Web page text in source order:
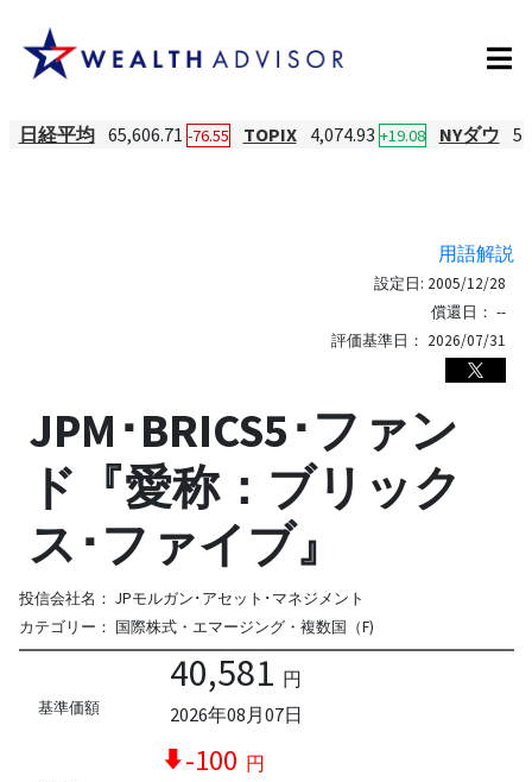
日経平均 65,606.71 -76.55 TOPIX 4,074.93 +19.08 NYダウ
用語解説
設定日: 2005/12/28
償還日： --
評価基準日： 2026/07/31
JPM･BRICS5･ファン
ド『愛称：ブリック
ス･ファイブ』
投信会社名： JPモルガン･アセット･マネジメント
カテゴリー： 国際株式・エマージング・複数国（F)
基準価額
40,581 円
2026年08月07日
-100 円